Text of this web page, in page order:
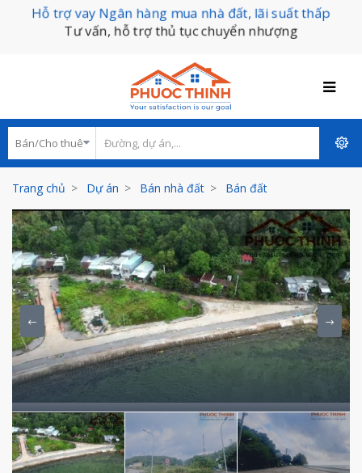
Hỗ trợ vay Ngân hàng mua nhà đất, lãi suất thấp
Tư vấn, hỗ trợ thủ tục chuyển nhượng
Trang chủ Dự án Bán nhà đất Bán đất